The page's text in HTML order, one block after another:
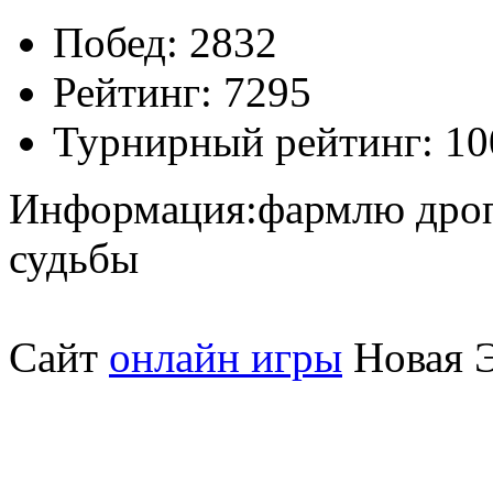
Побед: 2832
Рейтинг: 7295
Турнирный рейтинг:
Информация:фармлю
судьбы
Сайт онлайн игры Новая